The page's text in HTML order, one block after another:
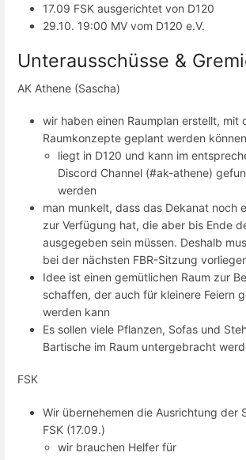
17.09 FSK ausgerichtet von D120
29.10. 19:00 MV vom D120 e.V.
Unterausschüsse &
AK Athene (Sascha)
wir haben einen Raumplan erstellt, mit
Raumkonzepte geplant werden können
liegt in D120 und kann im
Discord Channel (#ak-athene)
werden
man munkelt, dass das Dekanat noch
zur Verfügung hat, die aber bis Ende
ausgegeben sein müssen. Deshalb
bei der nächsten FBR-Sitzung
Idee ist einen gemütlichen Raum zur
schaffen, der auch für kleinere Feiern
werden kann
Es sollen viele Pflanzen, Sofas und
Bartische im Raum untergebracht
FSK
Wir übernehemen die Ausrichtung der
FSK (17.09.)
wir brauchen Helfer für